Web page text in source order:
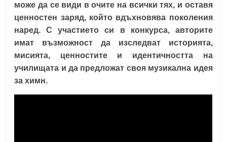
може да се види в очите на всички тях, и оставя
ценностен заряд, който вдъхновява поколения
наред. С участието си в конкурса, авторите
имат възможност да изследват историята,
мисията, ценностите и идентичността на
училищата и да предложат своя музикална идея
за химн.